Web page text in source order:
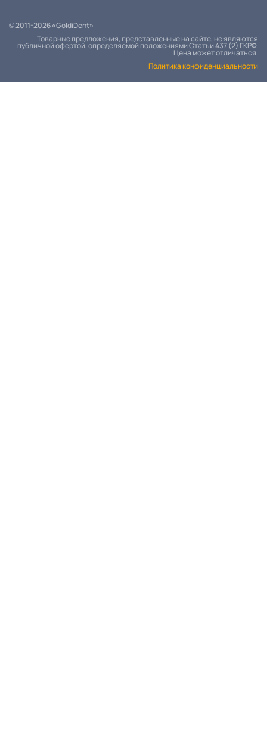
© 2011-2026 «GoldiDent»
Товарные предложения, представленные на сайте, не являются
публичной офертой, определяемой положениями Статьи 437 (2) ГКРФ.
Цена может отличаться.
Политика конфиденциальности